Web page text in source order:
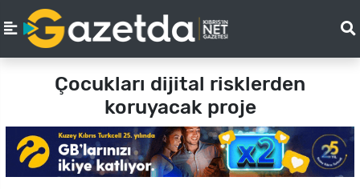
Çocukları dijital risklerden
koruyacak proje